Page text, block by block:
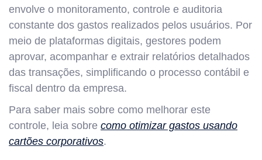
envolve o monitoramento, controle e auditoria
constante dos gastos realizados pelos usuários. Por
meio de plataformas digitais, gestores podem
aprovar, acompanhar e extrair relatórios detalhados
das transações, simplificando o processo contábil e
fiscal dentro da empresa.
Para saber mais sobre como melhorar este
controle, leia sobre como otimizar gastos usando
cartões corporativos.